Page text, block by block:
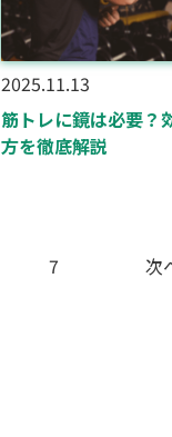
2025.11.13
筋トレに鏡は必要？
方を徹底解説
7 次